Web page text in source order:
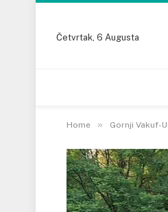
Četvrtak, 6 Augusta
Home » Gornji Vakuf-